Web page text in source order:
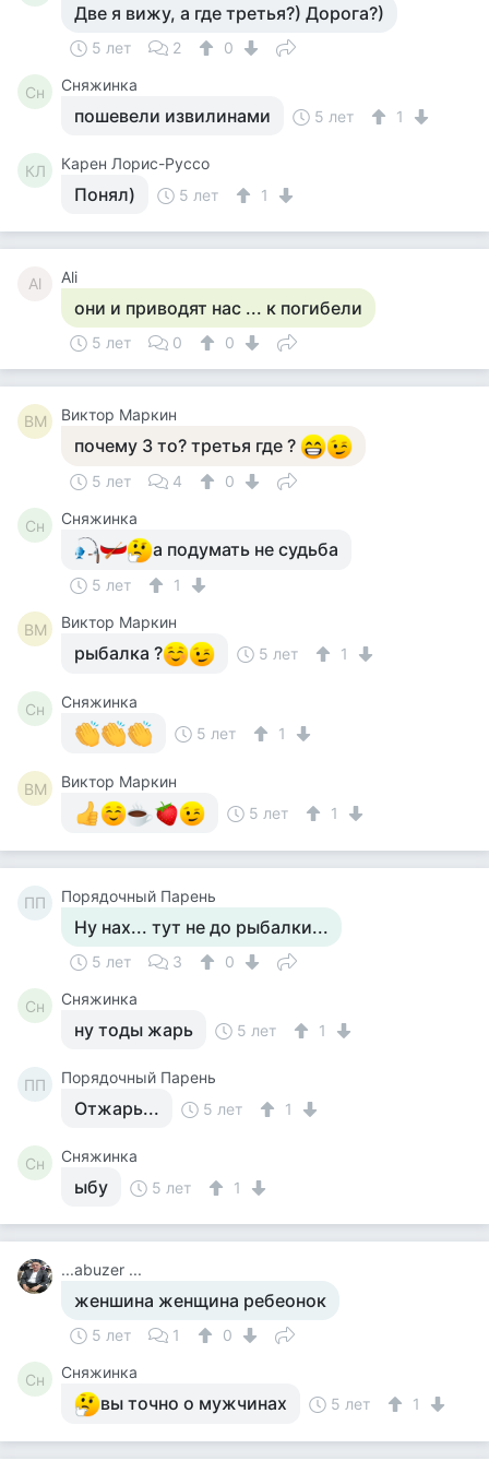
Две я вижу, а где третья?) Дорога?)
5 лет 2 0
Сн Сняжинка
пошевели извилинами 5 лет 1
КЛ Карен Лорис-Руссо
Понял) 5 лет 1
Al Ali
они и приводят нас ... к погибели
5 лет 0 0
ВМ Виктор Маркин
почему 3 то? третья где ?
5 лет 4 0
Сн Сняжинка
а подумать не судьба
5 лет 1
ВМ Виктор Маркин
рыбалка ? 5 лет 1
Сн
Сняжинка
5 лет
1
ВМ
Виктор Маркин
5 лет
1
ПП Порядочный Парень
Ну нах... тут не до рыбалки...
5 лет 3 0
Сн Сняжинка
ну тоды жарь 5 лет 1
ПП Порядочный Парень
Отжарь... 5 лет 1
Сн Сняжинка
ыбу 5 лет 1
...abuzer ...
женшина женщина ребеонок
5 лет 1 0
Сн Сняжинка
вы точно о мужчинах 5 лет 1